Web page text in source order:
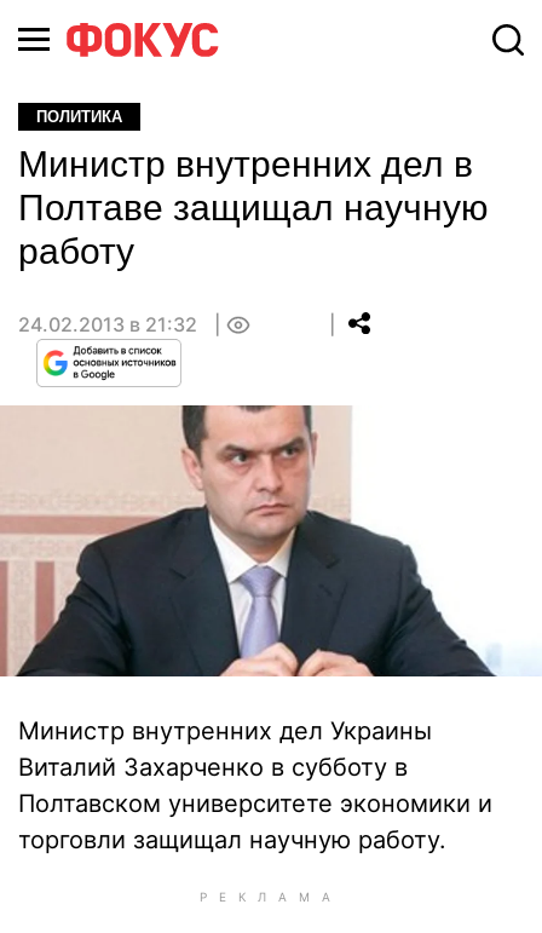
ПОЛИТИКА
Министр внутренних дел в
Полтаве защищал научную
работу
24.02.2013 в 21:32
Министр внутренних дел Украины
Виталий Захарченко в субботу в
Полтавском университете экономики и
торговли защищал научную работу.